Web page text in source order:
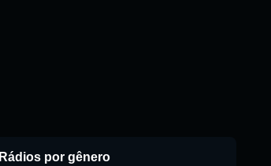
Rádios por gênero